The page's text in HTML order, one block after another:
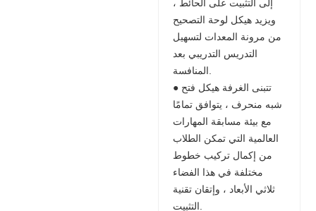
إلى التثبيت على الحائط ،
ويزيد هيكل لوحة التصحيح
من مرونة المعدات لتسهيل
التدريس التدريبي بعد
● تتبنى الغرفة هيكل فتح
شبه منحرف ، يتوافق تمامًا
مع بيئة مسابقة المهارات
العالمية التي تمكن الطلاب
من إكمال تركيب خطوط
مختلفة في هذا الفضاء
ثلاثي الأبعاد ، وإتقان تقنية